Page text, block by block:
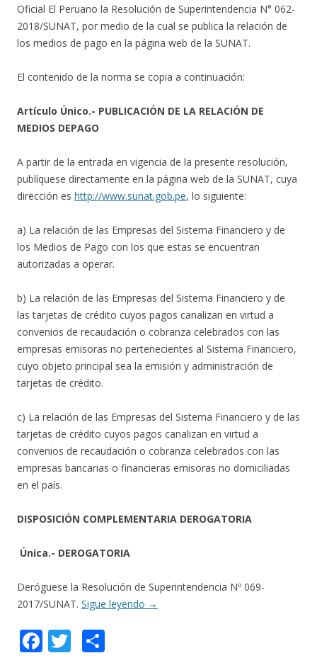
Oficial El Peruano la Resolución de Superintendencia N° 062-
2018/SUNAT, por medio de la cual se publica la relación de
los medios de pago en la página web de la SUNAT.
El contenido de la norma se copia a continuación:
Artículo Único.- PUBLICACIÓN DE LA RELACIÓN DE
MEDIOS DEPAGO
A partir de la entrada en vigencia de la presente resolución,
publíquese directamente en la página web de la SUNAT, cuya
dirección es http://www.sunat.gob.pe, lo siguiente:
a) La relación de las Empresas del Sistema Financiero y de
los Medios de Pago con los que estas se encuentran
autorizadas a operar.
b) La relación de las Empresas del Sistema Financiero y de
las tarjetas de crédito cuyos pagos canalizan en virtud a
convenios de recaudación o cobranza celebrados con las
empresas emisoras no pertenecientes al Sistema Financiero,
cuyo objeto principal sea la emisión y administración de
tarjetas de crédito.
c) La relación de las Empresas del Sistema Financiero y de las
tarjetas de crédito cuyos pagos canalizan en virtud a
convenios de recaudación o cobranza celebrados con las
empresas bancarias o financieras emisoras no domiciliadas
en el país.
DISPOSICIÓN COMPLEMENTARIA DEROGATORIA
Única.- DEROGATORIA
Deróguese la Resolución de Superintendencia Nº 069-
2017/SUNAT. Sigue leyendo →
F T